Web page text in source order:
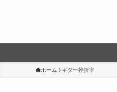
ホーム ギター挫折率